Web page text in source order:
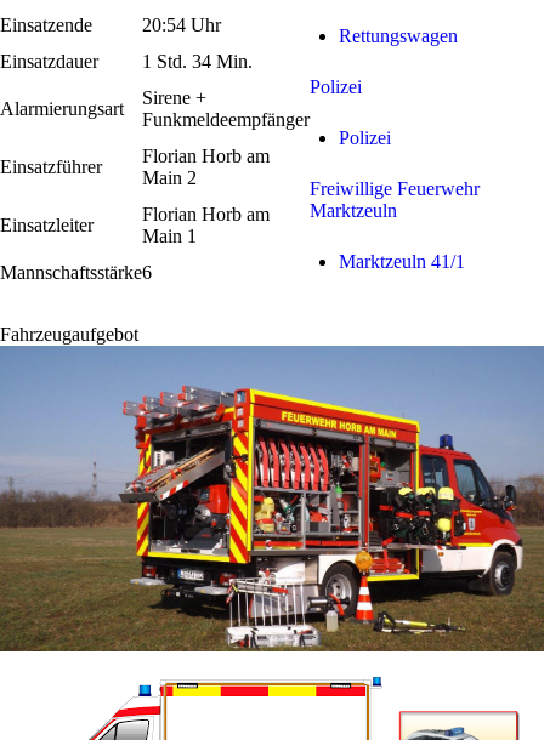
Einsatzende
20:54 Uhr
Einsatzdauer
1 Std. 34 Min.
Alarmierungsart
Sirene +
Funkmeldeempfänger
Einsatzführer
Florian Horb am
Main 2
Einsatzleiter
Florian Horb am
Main 1
Mannschaftsstärke6
Rettungswagen
Polizei
Polizei
Freiwillige Feuerwehr
Marktzeuln
Marktzeuln 41/1
Fahrzeugaufgebot